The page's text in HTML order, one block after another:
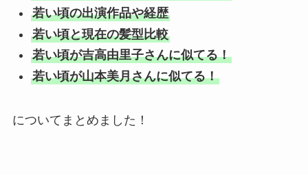
若い頃の出演作品や経歴
若い頃と現在の髪型比較
若い頃が吉高由里子さんに似てる！
若い頃が山本美月さんに似てる！
についてまとめました！